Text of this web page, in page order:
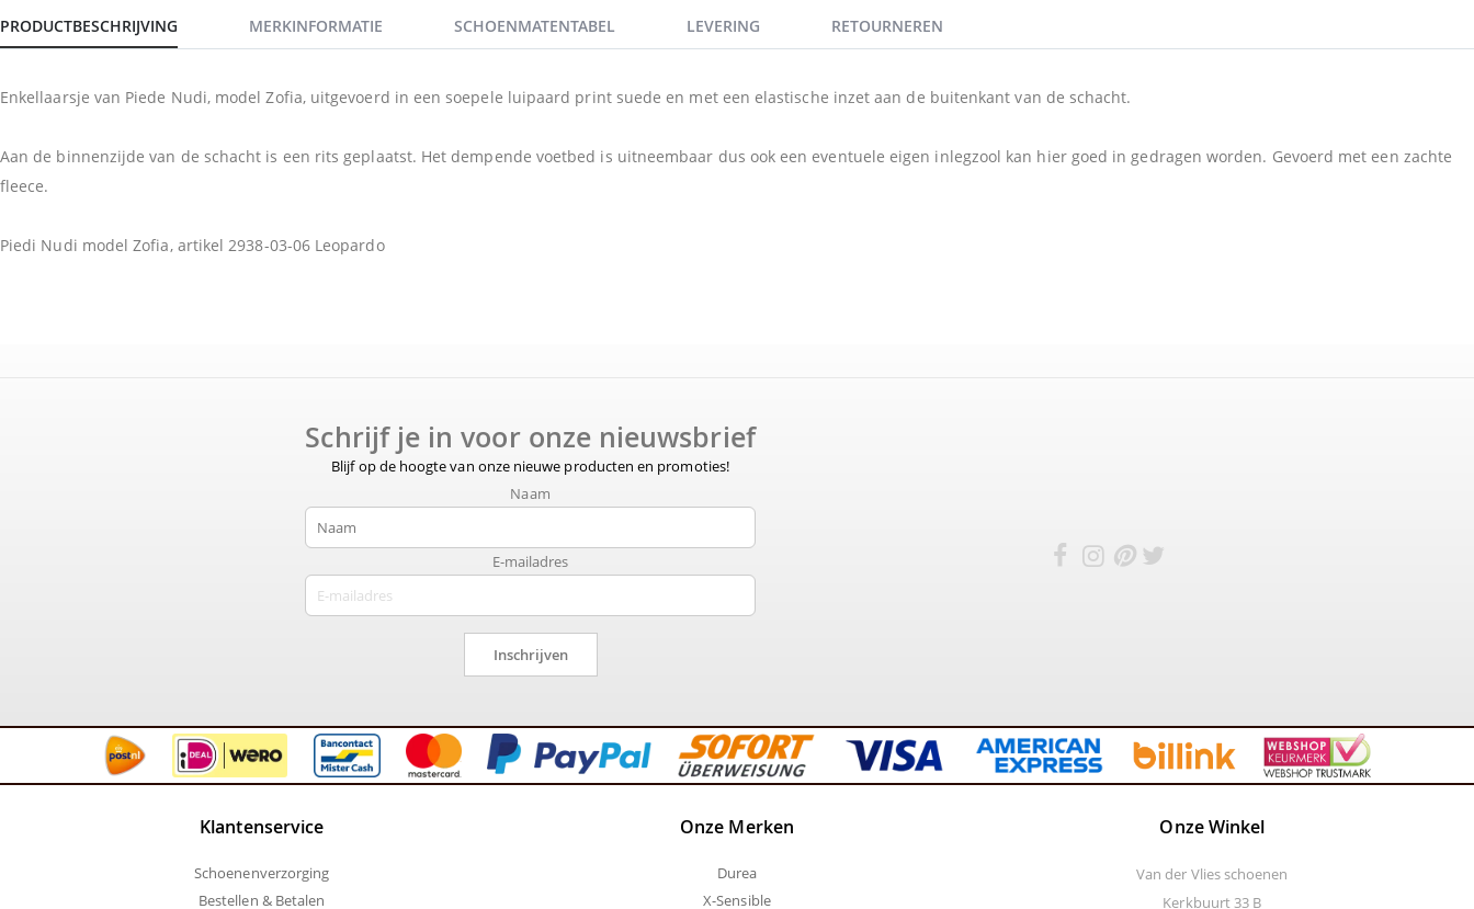
PRODUCTBESCHRIJVING
Enkellaarsje van Piede Nudi, model Zofia, uitgevoerd in een soepele luipaard print suede en met een elastische inzet aan de buitenkant van de schacht.
Aan de binnenzijde van de schacht is een rits geplaatst. Het dempende voetbed is uitneembaar dus ook een eventuele eigen inlegzool kan hier goed in gedragen worden. Gevoerd met een zachte
fleece.
Piedi Nudi model Zofia, artikel 2938-03-06 Leopardo
MERKINFORMATIE SCHOENMATENTABEL LEVERING RETOURNEREN
Schrijf je in voor onze nieuwsbrief
Blijf op de hoogte van onze nieuwe producten en promoties!
Naam
E-mailadres
Inschrijven
Klantenservice
Schoenenverzorging
Bestellen & Betalen
Onze Merken
Durea
X-Sensible
Onze Winkel
Van der Vlies schoenen
Kerkbuurt 33 B